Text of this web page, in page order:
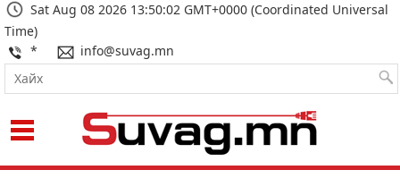
Sat Aug 08 2026 13:50:02 GMT+0000 (Coordinated Universal
Time)
*
info@suvag.mn